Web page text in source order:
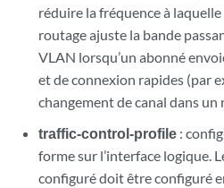
réduire la fréquence à
routage ajuste la bande
VLAN lorsqu’un abonné
et de connexion rapides (par
changement de canal dans un
traffic-control-profile :
forme sur l’interface logique.
configuré doit être configuré